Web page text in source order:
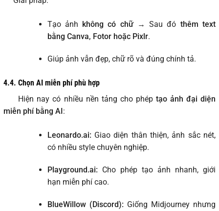
Tạo ảnh không có chữ→ Sau đó thêm text
bằng Canva, Fotor hoặc Pixlr.
Giúp ảnh vẫn đẹp, chữ rõ và đúng chính tả.
4.4. Chọn AI miễn phí phù hợp
Hiện nay có nhiều nền tảng cho phép tạo ảnh đại diện
miễn phí bằng AI :
Leonardo.ai: Giao diện thân thiện, ảnh sắc nét,
có nhiều style chuyên nghiệp.
Playground.ai: Cho phép tạo ảnh nhanh, giới
hạn miễn phí cao.
BlueWillow (Discord): Giống Midjourney nhưng